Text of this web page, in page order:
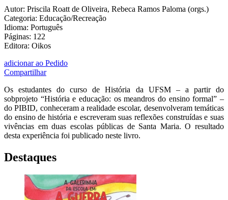
Autor: Priscila Roatt de Oliveira, Rebeca Ramos Paloma (orgs.)
Categoria: Educação/Recreação
Idioma: Português
Páginas: 122
Editora: Oikos
adicionar ao Pedido
Compartilhar
Os estudantes do curso de História da UFSM – a partir do
sobprojeto “História e educação: os meandros do ensino formal” –
do PIBID, conheceram a realidade escolar, desenvolveram temáticas
do ensino de história e escreveram suas reflexões construídas e suas
vivências em duas escolas públicas de Santa Maria. O resultado
desta experiência foi publicado neste livro.
Destaques